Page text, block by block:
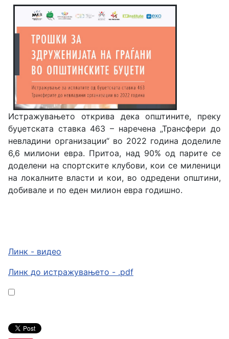
Истражувањето открива дека општините, преку
буџетската ставка 463 – наречена „Трансфери до
невладини организации“ во 2022 година доделиле
6,6 милиони евра. Притоа, над 90% од парите се
доделени на спортските клубови, кои се миленици
на локалните власти и кои, во одредени општини,
добивале и по еден милион евра годишно.
Линк - видео
Линк до истражувањето - .pdf